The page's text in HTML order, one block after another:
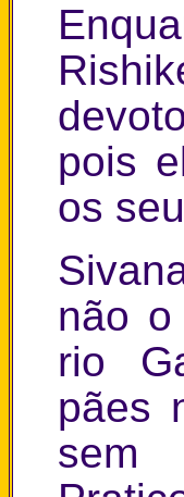
pois
os
não
rio
pães
sem